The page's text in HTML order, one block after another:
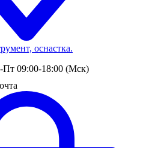
оснастка.
09:00-18:00 (Мск)